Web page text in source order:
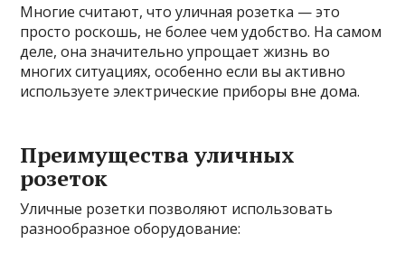
Многие считают, что уличная розетка — это
просто роскошь, не более чем удобство. На самом
деле, она значительно упрощает жизнь во
многих ситуациях, особенно если вы активно
используете электрические приборы вне дома.
Преимущества уличных
розеток
Уличные розетки позволяют использовать
разнообразное оборудование: